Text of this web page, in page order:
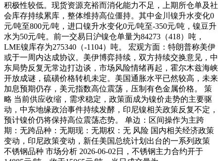
积极性较低。现货资源充裕而消化能力不足，上期所仓单及社
会库存持续累库，整体维持高位僵持。其中金川镍升水变化0
元/吨至800元/吨，进口镍升水变化0元/吨至-350元/吨，镍豆升
水为50元/吨。前一交易日沪镍仓单量为84273（418）吨，
LME镍库存为275340（-1104）吨。 宏观方面：特朗普称美伊
或于一周内达成协议。美伊博弈持续，双方持续交换意见，中
东局势反复无常边打边谈，市场风险情绪再起，霍尔木兹海峡
开放成谜，硫磺价格转机未定。美国通胀水平已然较高，未来
加息预期仍存，美元指数高位震荡，压制有色金属价格。 策
略 当前供应收缩，需求稳定，政策面成为镍价走势的主要驱
动，中东地缘政治事件持续发酵，印尼镍相关政策反复不定，
预计镍价仍将保持高位震荡态势。 单边：区间操作为主跨
期：无跨品种：无期现：无期权：无 风险 国内相关经济政策
变动，印尼政策变动，新任美国总统计划出台的一系列政策
不锈钢品种 市场分析 2026-06-02日，不锈钢主力合约开于